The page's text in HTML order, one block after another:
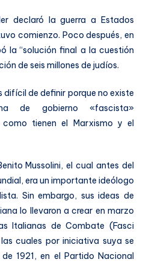
declaró la guerra a Estados
comienzo. Poco después, en
la “solución final a la cuestión
de seis millones de judíos.
difícil de definir porque no existe
de gobierno «fascista»
tienen el Marxismo y el
Mussolini, el cual antes del
era un importante ideólogo
Sin embargo, sus ideas de
lo llevaron a crear en marzo
Italianas de Combate (Fasci
cuales por iniciativa suya se
1921, en el Partido Nacional